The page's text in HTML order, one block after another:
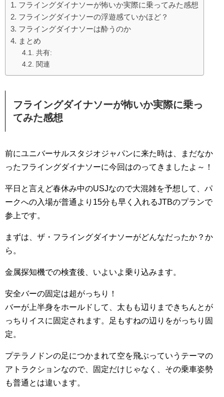
フライングダイナソーが怖いか実際に乗ってみた感想
フライングダイナソーの浮遊感ていかほど？
フライングダイナソーは酔うのか
まとめ
共有:
関連
フライングダイナソーが怖いか実際に乗っ
てみた感想
前にユニバーサルスタジオジャパンに来た時は、まだなか
ったフライングダイナソーに今回はのってきましたよ～！
平日と言えど春休み中のUSJなので大混雑を予想して、パ
ークへの入場が普通より15分も早く入れるJTBのプランで
参上です。
まずは、ザ・フライングダイナソーがどんなだったか？か
ら。
金属探知機での検査後、いよいよ乗り込みます。
安全バーの固定は超がっちり！
バーが上半身をホールドして、太もも辺りまできちんとが
っちりイスに固定されます。足もすねの辺りをがっちり固
定。
プテラノドンの足につかまれて空を飛ぶっていうテーマの
アトラクションなので、固定だけじゃなく、その乗車姿勢
も普通とは違います。